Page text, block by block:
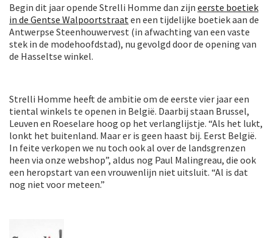
Begin dit jaar opende Strelli Homme dan zijn eerste boetiek
in de Gentse Walpoortstraat en een tijdelijke boetiek aan de
Antwerpse Steenhouwervest (in afwachting van een vaste
stek in de modehoofdstad), nu gevolgd door de opening van
de Hasseltse winkel.
Strelli Homme heeft de ambitie om de eerste vier jaar een
tiental winkels te openen in België. Daarbij staan Brussel,
Leuven en Roeselare hoog op het verlanglijstje. “Als het lukt,
lonkt het buitenland. Maar er is geen haast bij. Eerst België.
In feite verkopen we nu toch ook al over de landsgrenzen
heen via onze webshop”, aldus nog Paul Malingreau, die ook
een heropstart van een vrouwenlijn niet uitsluit. “Al is dat
nog niet voor meteen.”